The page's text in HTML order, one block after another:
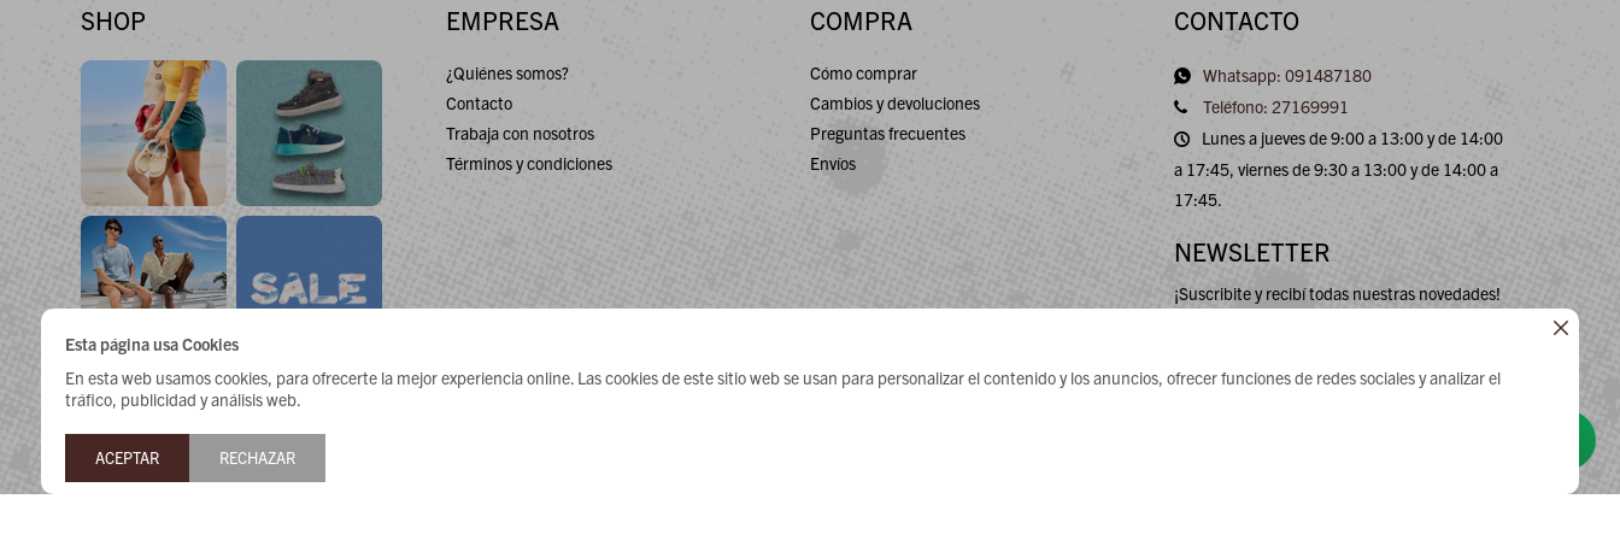

Esta página usa Cookies
En esta web usamos cookies, para ofrecerte la mejor experiencia online. Las cookies de este sitio web se usan para personalizar el contenido y los anuncios, ofrecer funciones de redes sociales y analizar el
tráfico, publicidad y análisis web.
ACEPTAR RECHAZAR
SHOP EMPRESA
¿Quiénes somos?
Contacto
Trabaja con nosotros
Términos y condiciones
COMPRA
Cómo comprar
Cambios y devoluciones
Preguntas frecuentes
Envíos
CONTACTO
Whatsapp: 091487180
Teléfono: 27169991
Lunes a jueves de 9:00 a 13:00 y de 14:00
a 17:45, viernes de 9:30 a 13:00 y de 14:00 a
17:45.
NEWSLETTER
¡Suscribite y recibí todas nuestras novedades!
  